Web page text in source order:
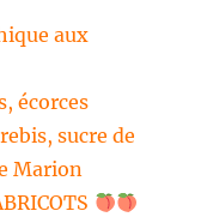
aux
écorces
sucre de
Marion